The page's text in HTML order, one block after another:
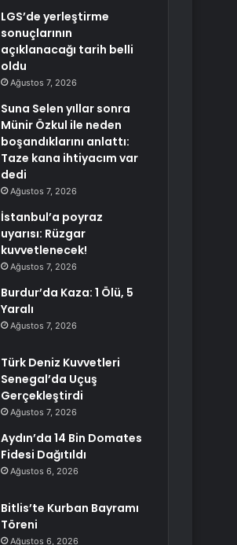
LGS’de yerleştirme
sonuçlarının
açıklanacağı tarih belli
oldu
Ağustos 7, 2026
Suna Selen yıllar sonra
Münir Özkul ile neden
boşandıklarını anlattı:
Taze kana ihtiyacım var
dedi
Ağustos 7, 2026
İstanbul’a poyraz
uyarısı: Rüzgar
kuvvetlenecek!
Ağustos 7, 2026
Burdur’da Kaza: 1 Ölü, 5
Yaralı
Ağustos 7, 2026
Türk Deniz Kuvvetleri
Senegal’da Uçuş
Gerçekleştirdi
Ağustos 7, 2026
Aydın’da 14 Bin Domates
Fidesi Dağıtıldı
Ağustos 6, 2026
Bitlis’te Kurban Bayramı
Töreni
Ağustos 6, 2026